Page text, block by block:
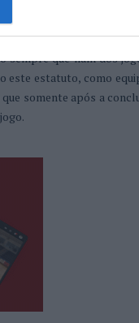
sempre que num dos
este estatuto, como
somente após a